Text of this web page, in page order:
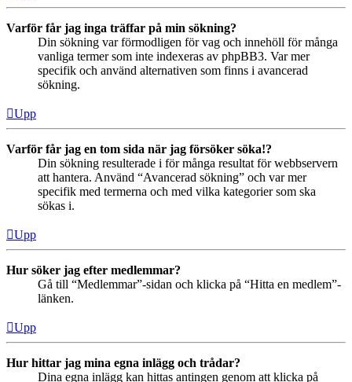
Varför får jag inga träffar på min sökning?
Din sökning var förmodligen för vag och innehöll för många
vanliga termer som inte indexeras av phpBB3. Var mer
specifik och använd alternativen som finns i avancerad
sökning.
Upp
Varför får jag en tom sida när jag försöker söka!?
Din sökning resulterade i för många resultat för webbservern
att hantera. Använd “Avancerad sökning” och var mer
specifik med termerna och med vilka kategorier som ska
sökas i.
Upp
Hur söker jag efter medlemmar?
Gå till “Medlemmar”-sidan och klicka på “Hitta en medlem”-
länken.
Upp
Hur hittar jag mina egna inlägg och trådar?
Dina egna inlägg kan hittas antingen genom att klicka på